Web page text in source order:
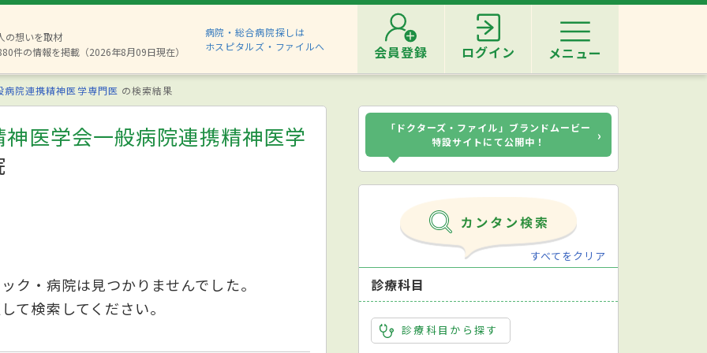
の想いを取材
件の情報を掲載（2026年8月09日現在）
病院・総合病院探しは
ホスピタルズ・ファイルへ
会員登録 ログイン メニュー
院連携精神医学専門医 の検索結果
医学会一般病院連携精神医学
ク・病院は見つかりませんでした。
て検索してください。
「ドクターズ・ファイル」ブランドムービー
特設サイトにて公開中！
›
すべてをクリア
診療科目
診療科目から探す